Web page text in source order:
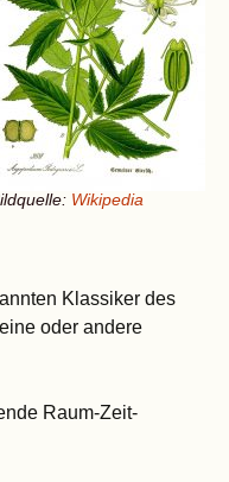
Wikipedia
Klassiker des
oder andere
Raum-Zeit-